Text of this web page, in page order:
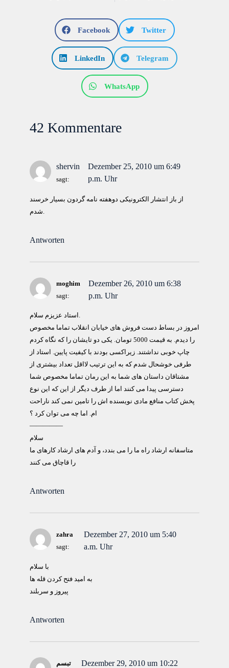
Facebook Twitter
LinkedIn Telegram
WhatsApp
42 Kommentare
shervin
sagt:
Dezember 25, 2010 um 6:49
p.m. Uhr
از باز انتشار الکترونیکی دوهفته نامه گردون بسیار خرسند
شدم.
Antworten
moghim
sagt:
Dezember 26, 2010 um 6:38
p.m. Uhr
استاد عزیزم سلام.
امروز در بساط دست فروش های خیابان انقلاب تماما مخصوص
را دیدم. به قیمت 5000 تومان. یکی دو تایشان را که نگاه کردم
چاپ خوبی نداشتند. زیراکسی بودند با کیفیت پایین. استاد از
طرفی خوشحال شدم که به این ترتیب لااقل تعداد بیشتری از
مشتاقان داستان های شما به این رمان تماما مخصوص شما
دسترسی پیدا می کنند اما از طرف دیگر از این که این نوع
پخش کتاب منافع مادی نویسنده اش را تامین نمی کند ناراحت
ام. اما چه می توان کرد ؟
—————
سلام
متاسفانه ارشاد راه ما را می بندد، و آدم های ارشاد کارهای ما
را قاچاق می کنند
Antworten
zahra
sagt:
Dezember 27, 2010 um 5:40
a.m. Uhr
با سلام
به امید فتح کردن قله ها
پیروز و سربلند
Antworten
تبسم Dezember 29, 2010 um 10:22